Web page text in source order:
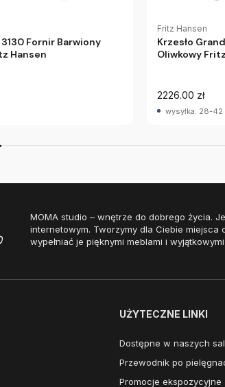
Fornir Barwiony
Hansen
Fritz Hansen
Krzesło
Oliwkowy
2226.00 zł
wysyłka: 28-42
MOMA studio – wnętrze do dobrego życia.
internetowym. Tworzymy dla Ciebie
wypełniać je pięknymi meblami i
UŻYTECZNE LINKI
Dostępne w naszych
Przewodnik po
Promocje ekspozycyjne